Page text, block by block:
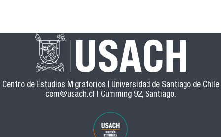
Centro de Estudios Migratorios | Universidad de Santiago de Chile
cem@usach.cl | Cumming 92, Santiago.